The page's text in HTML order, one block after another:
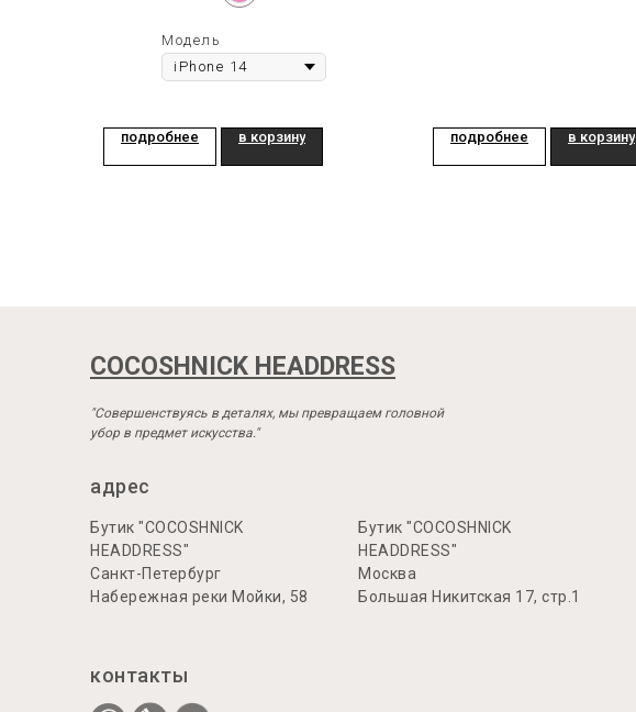
Модель
подробнее в корзину подробнее в корзину
адрес
контакты
"Совершенствуясь в деталях, мы превращаем головной
убор в предмет искусства."
Бутик "COCOSHNICK
HEADDRESS"
Санкт-Петербург
Набережная реки Мойки, 58
Бутик "COCOSHNICK
HEADDRESS"
Москва
Большая Никитская 17, стр.1
COCOSHNICK HEADDRESS